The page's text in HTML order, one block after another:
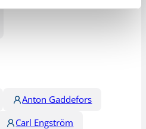
Anton Gaddefors
Carl Engström